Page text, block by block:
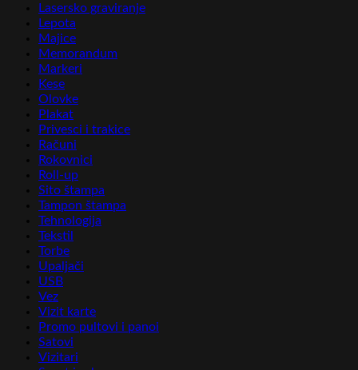
Lasersko graviranje
Lepota
Majice
Memorandum
Markeri
Kese
Olovke
Plakat
Privesci i trakice
Računi
Rokovnici
Roll-up
Sito štampa
Tampon štampa
Tehnologija
Tekstil
Torbe
Upaljači
USB
Vez
Vizit karte
Promo pultovi i panoi
Satovi
Vizitari